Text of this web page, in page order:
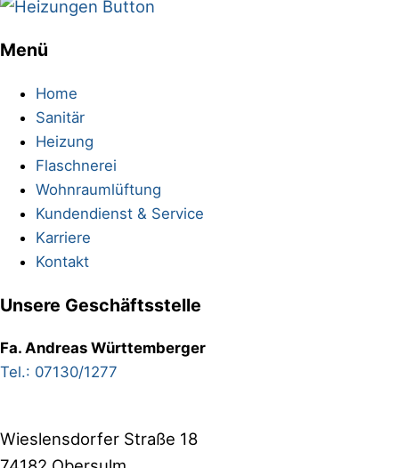
Footer
Menü
Home
Sanitär
Heizung
Flaschnerei
Wohnraumlüftung
Kundendienst & Service
Karriere
Kontakt
Unsere Geschäftsstelle
Fa. Andreas Württemberger
Tel.: 07130/1277
Wieslensdorfer Straße 18